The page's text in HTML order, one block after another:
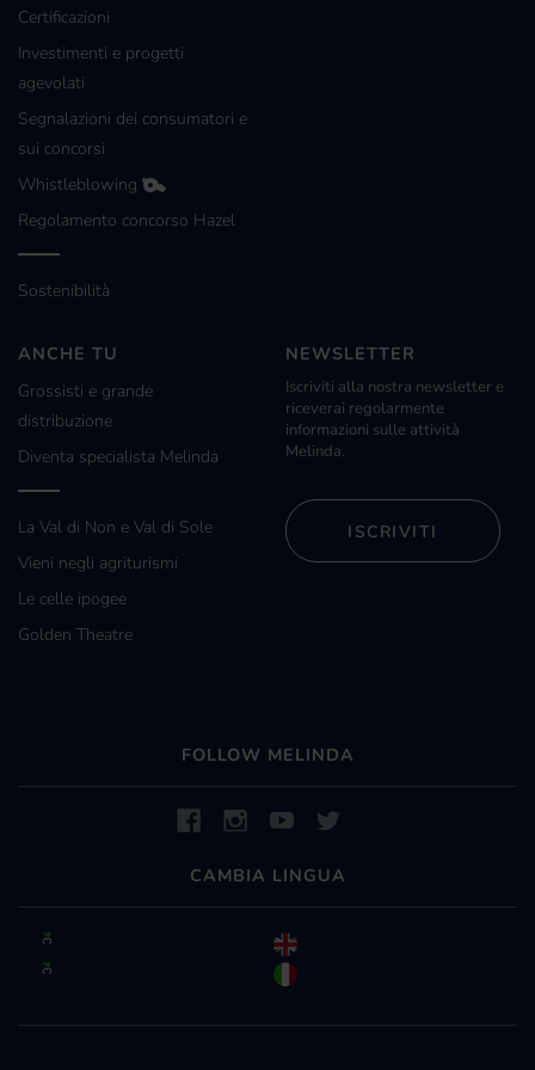
Certificazioni
Investimenti e progetti
agevolati
Segnalazioni dei consumatori e
sui concorsi
Whistleblowing
Regolamento concorso Hazel
Sostenibilità
ANCHE TU
Grossisti e grande
distribuzione
Diventa specialista Melinda
La Val di Non e Val di Sole
Vieni negli agriturismi
Le celle ipogee
Golden Theatre
NEWSLETTER
Iscriviti alla nostra newsletter e
riceverai regolarmente
informazioni sulle attività
Melinda.
ISCRIVITI
FOLLOW MELINDA
CAMBIA LINGUA